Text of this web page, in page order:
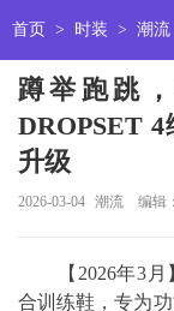
首页 > 时装 > 潮流
蹲举跑跳
DROPSET
升级
2026-03-04 潮流 编辑
【2026年3月】
合训练鞋，专为